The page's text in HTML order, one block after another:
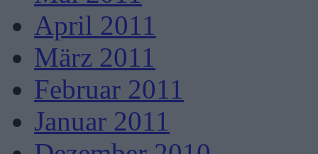
April 2011
März 2011
Februar 2011
Januar 2011